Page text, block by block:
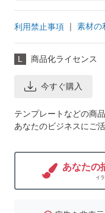
利用禁止事項 ｜ 素材の
L 商品化ライセンス
今すぐ購入
テンプレートなどの商
あなたのビジネスにご
あなたの
イ